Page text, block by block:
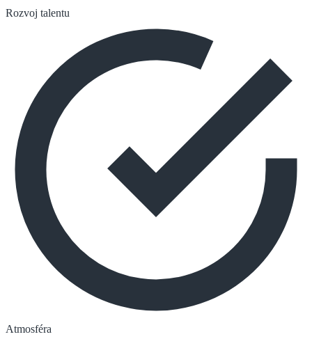
Rozvoj talentu
Atmosféra